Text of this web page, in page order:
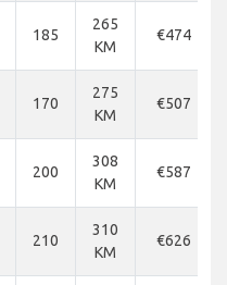
185
265
KM
€474
170
275
KM
€507
200
308
KM
€587
210
310
KM
€626